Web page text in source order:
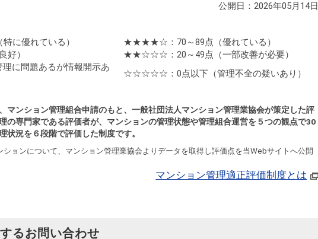
公開日：2026年05月14日
（特に優れている） ★★★★☆：70～89点 （優れている）
好） ★★☆☆☆：20～49点 （一部改善が必要）
理に問題あるが情報開示あ
☆☆☆☆☆：0点以下 （管理不全の疑いあり）
マンション管理組合申請のもと、一般社団法人マンション管理業協会が策定した評
の専門家である評価者が、マンションの管理状態や管理組合運営を５つの観点で30
状況を６段階で評価した制度です。
ョンについて、マンション管理業協会よりデータを取得し評価点を当Webサイトへ公開
マンション管理適正評価制度とは
るお問い合わせ